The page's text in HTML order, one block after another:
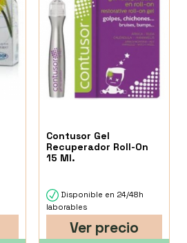
Contusor Gel
Recuperador Roll-On
15 Ml.
Disponible en 24/48h
laborables
Ver precio